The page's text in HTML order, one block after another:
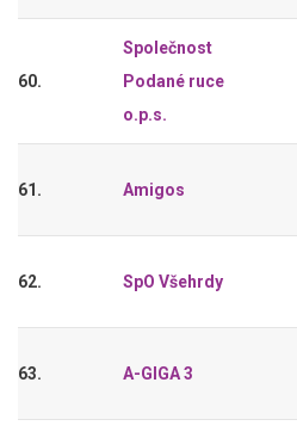
60.
Společnost
Podané ruce
o.p.s.
61. Amigos
62. SpO Všehrdy
63. A-GIGA 3